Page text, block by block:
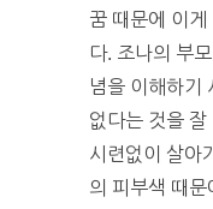
꿈 때문에 이게
다. 조나의 부
념을 이해하기
없다는 것을 잘
시련없이 살아
의 피부색 때